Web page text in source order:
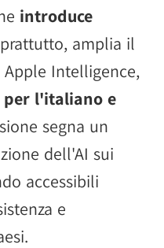
introduce
amplia il
Intelligence,
l'italiano e
segna un
dell'AI sui
accessibili
e